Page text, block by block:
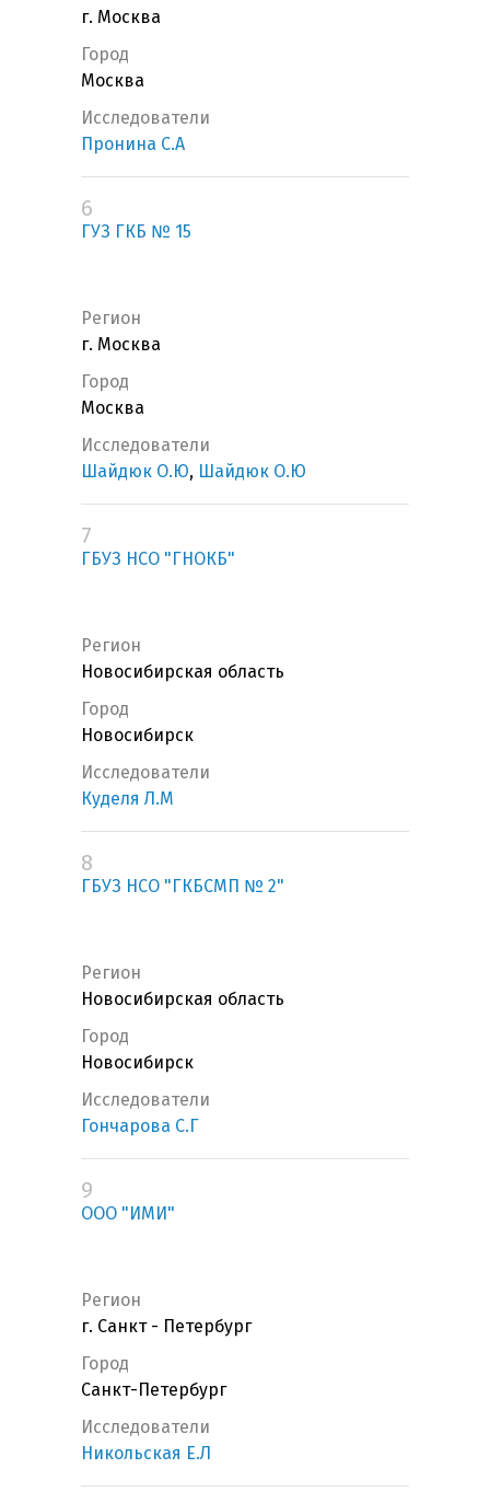
г. Москва
Город
Москва
Исследователи
Пронина С.А
6
ГУЗ ГКБ № 15
Регион
г. Москва
Город
Москва
Исследователи
Шайдюк О.Ю, Шайдюк О.Ю
7
ГБУЗ НСО "ГНОКБ"
Регион
Новосибирская область
Город
Новосибирск
Исследователи
Куделя Л.М
8
ГБУЗ НСО "ГКБСМП № 2"
Регион
Новосибирская область
Город
Новосибирск
Исследователи
Гончарова С.Г
9
ООО "ИМИ"
Регион
г. Санкт - Петербург
Город
Санкт-Петербург
Исследователи
Никольская Е.Л